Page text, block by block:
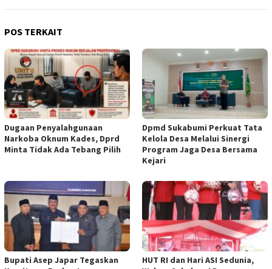
POS TERKAIT
Dugaan Penyalahgunaan
Narkoba Oknum Kades, Dprd
Minta Tidak Ada Tebang Pilih
Dpmd Sukabumi Perkuat Tata
Kelola Desa Melalui Sinergi
Program Jaga Desa Bersama
Kejari
Bupati Asep Japar Tegaskan
HUT RI dan Hari ASI Sedunia,